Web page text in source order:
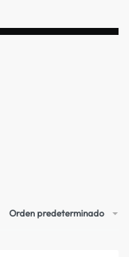
Orden predeterminado